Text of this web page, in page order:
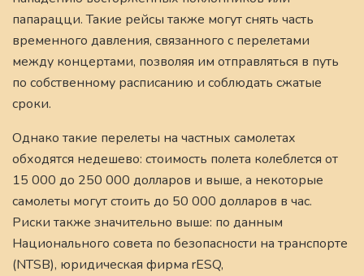
папарацци. Такие рейсы также могут снять часть
временного давления, связанного с перелетами
между концертами, позволяя им отправляться в путь
по собственному расписанию и соблюдать сжатые
сроки.
Однако такие перелеты на частных самолетах
обходятся недешево: стоимость полета колеблется от
15 000 до 250 000 долларов и выше, а некоторые
самолеты могут стоить до 50 000 долларов в час.
Риски также значительно выше: по данным
Национального совета по безопасности на транспорте
(NTSB), юридическая фирма rESQ,